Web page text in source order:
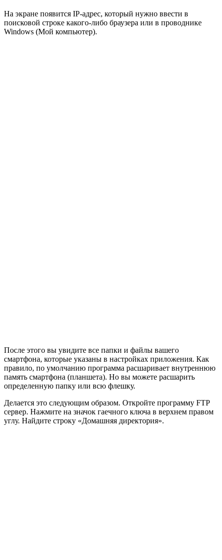
На экране появится IP-адрес, который нужно ввести в
поисковой строке какого-либо браузера или в проводнике
Windows (Мой компьютер).
После этого вы увидите все папки и файлы вашего
смартфона, которые указаны в настройках приложения. Как
правило, по умолчанию программа расшаривает внутреннюю
память смартфона (планшета). Но вы можете расшарить
определенную папку или всю флешку.
Делается это следующим образом. Откройте программу FTP
сервер. Нажмите на значок гаечного ключа в верхнем правом
углу. Найдите строку «Домашняя директория».